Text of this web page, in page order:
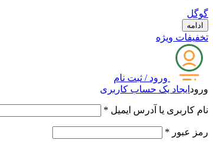
گوگل
ادامه
تخفیفات ویژه
ورود / ثبت نام
ورود ایجاد یک حساب کاربری
نام کاربری یا آدرس ایمیل *
رمز عبور *